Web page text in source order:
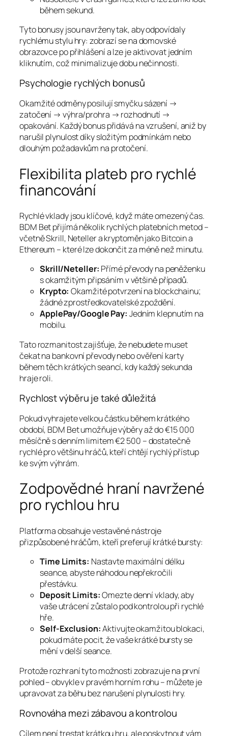
během sekund.
Tyto bonusy jsou navrženy tak, aby odpovídaly
rychlému stylu hry: zobrazí se na domovské
obrazovce po přihlášení a lze je aktivovat jedním
kliknutím, což minimalizuje dobu nečinnosti.
Psychologie rychlých bonusů
Okamžité odměny posilují smyčku sázení →
zatočení → výhra/prohra → rozhodnutí →
opakování. Každý bonus přidává na vzrušení, aniž by
narušil plynulost díky složitým podmínkám nebo
dlouhým požadavkům na protočení.
Flexibilita plateb pro rychlé
financování
Rychlé vklady jsou klíčové, když máte omezený čas.
BDM Bet přijímá několik rychlých platebních metod –
včetně Skrill, Neteller a kryptoměn jako Bitcoin a
Ethereum – které lze dokončit za méně než minutu.
Skrill/Neteller: Přímé převody na peněženku
s okamžitým připsáním v většině případů.
Krypto: Okamžité potvrzení na blockchainu;
žádné zprostředkovatelské zpoždění.
ApplePay/Google Pay: Jedním klepnutím na
mobilu.
Tato rozmanitost zajišťuje, že nebudete muset
čekat na bankovní převody nebo ověření karty
během těch krátkých seancí, kdy každý sekunda
hraje roli.
Rychlost výběru je také důležitá
Pokud vyhrajete velkou částku během krátkého
období, BDM Bet umožňuje výběry až do €15 000
měsíčně s denním limitem €2 500 – dostatečně
rychlé pro většinu hráčů, kteří chtějí rychlý přístup
ke svým výhrám.
Zodpovědné hraní navržené
pro rychlou hru
Platforma obsahuje vestavěné nástroje
přizpůsobené hráčům, kteří preferují krátké bursty:
Time Limits: Nastavte maximální délku
seance, abyste náhodou nepřekročili
přestávku.
Deposit Limits:Omezte denní vklady, aby
vaše utrácení zůstalo pod kontrolou při rychlé
hře.
Self‑Exclusion:Aktivujte okamžitou blokaci,
pokud máte pocit, že vaše krátké bursty se
mění v delší seance.
Protože rozhraní tyto možnosti zobrazuje na první
pohled – obvykle v pravém horním rohu – můžete je
upravovat za běhu bez narušení plynulosti hry.
Rovnováha mezi zábavou a kontrolou
Cílem není trestat krátkou hru, ale poskytnout vám